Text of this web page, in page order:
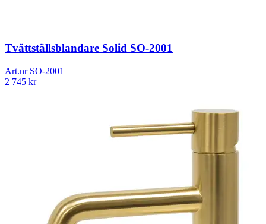
Tvättställsblandare Solid SO-2001
Art.nr SO-2001
2 745 kr